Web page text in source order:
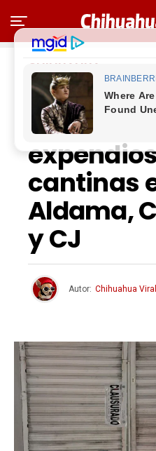
CHIHUAHUA
Clausura
cantinas
Aldama,
y CJ
Autor: Chihuahua Viral